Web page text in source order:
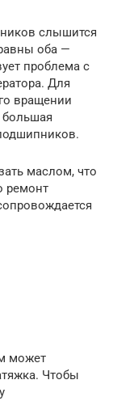
слышится
оба —
проблема с
Для
вращении
большая
маслом, что
ремонт
может
Чтобы